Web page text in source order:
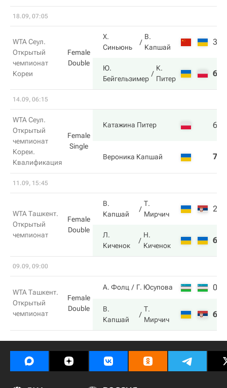
18.09, 07:05
WTA Сеул.
Открытый
чемпионат
Кореи
Female
Double
Х.
Синьюнь
В.
Капшай
3
Ю.
Бейгельзимер
К.
Питер
6
14.09, 06:15
WTA Сеул.
Открытый
чемпионат
Кореи.
Квалификация
Female
Single
Катажина Питер 6
Вероника Капшай 7
11.09, 15:45
WTA Ташкент.
Открытый
чемпионат
Female
Double
В.
Капшай
Т.
Мирчич
2
Л.
Киченок
Н.
Киченок
6
09.09, 09:00
WTA Ташкент.
Открытый
чемпионат
Female
Double
А. Фолц Г. Юсупова 0
В.
Капшай
Т.
Мирчич
6